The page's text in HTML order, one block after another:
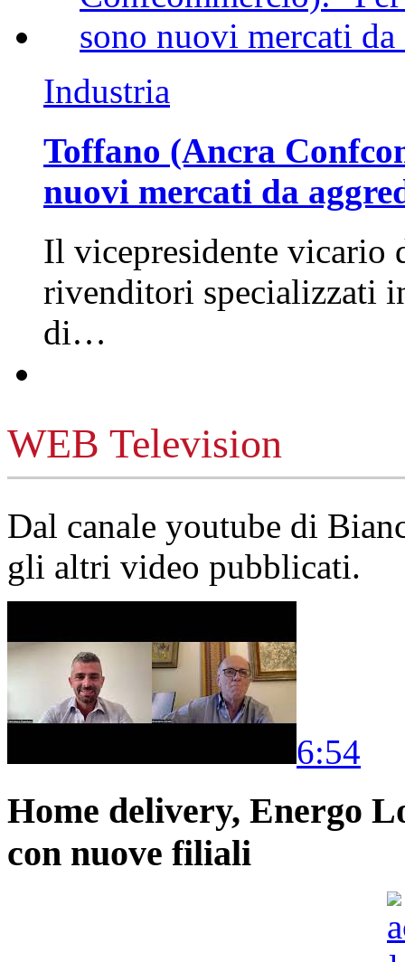
Industria
Toffano (Ancra
nuovi mercati da
Il vicepresidente vicario
rivenditori specializzati
di…
WEB Television
Dal canale youtube di
gli altri video pubblicati.
6:54
Home delivery, Energo
con nuove filiali